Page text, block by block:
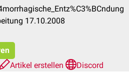
17.10.2008
Artikel erstellen Discord